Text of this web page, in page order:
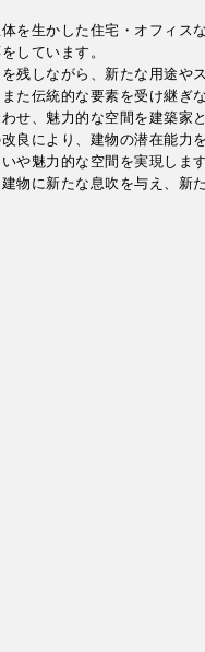
を生かした住宅・オフィス
しています。
残しながら、新たな用途や
た伝統的な要素を受け継ぎ
せ、魅力的な空間を建築家
良により、建物の潜在能力
や魅力的な空間を実現しま
物に新たな息吹を与え、新